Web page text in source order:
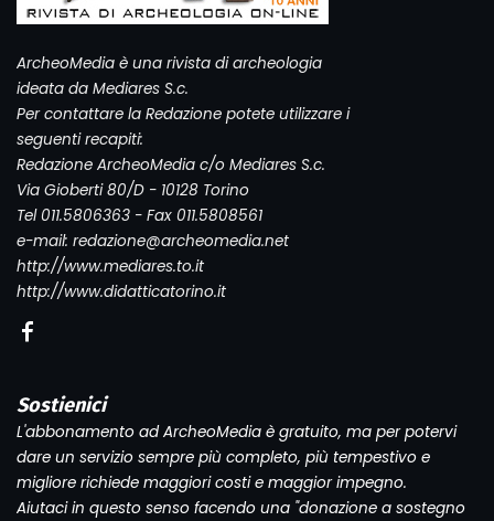
ArcheoMedia è una rivista di archeologia
ideata da Mediares S.c.
Per contattare la Redazione potete utilizzare i
seguenti recapiti:
Redazione ArcheoMedia c/o Mediares S.c.
Via Gioberti 80/D - 10128 Torino
Tel 011.5806363 - Fax 011.5808561
e-mail: redazione@archeomedia.net
http://www.mediares.to.it
http://www.didatticatorino.it
Sostienici
L'abbonamento ad ArcheoMedia è gratuito, ma per potervi
dare un servizio sempre più completo, più tempestivo e
migliore richiede maggiori costi e maggior impegno.
Aiutaci in questo senso facendo una "donazione a sostegno